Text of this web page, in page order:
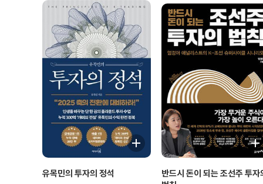
유목민의 투자의 정석
반드시 돈이 되는 조선주 투자